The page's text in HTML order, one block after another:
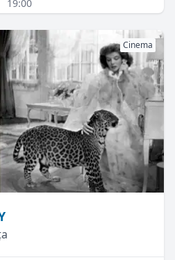
19:00
Cinema